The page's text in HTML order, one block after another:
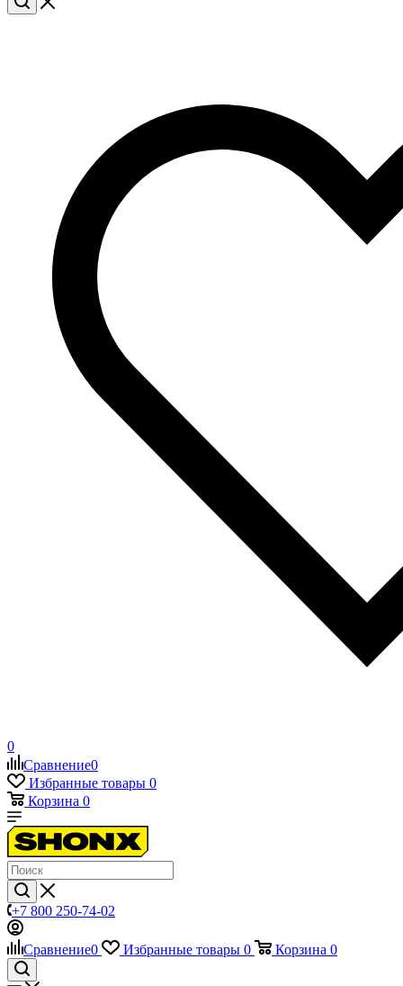
0
Сравнение0
Избранные товары 0
Корзина 0
+7 800 250-74-02
Сравнение0 Избранные товары 0 Корзина 0